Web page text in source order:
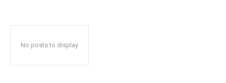
No posts to display